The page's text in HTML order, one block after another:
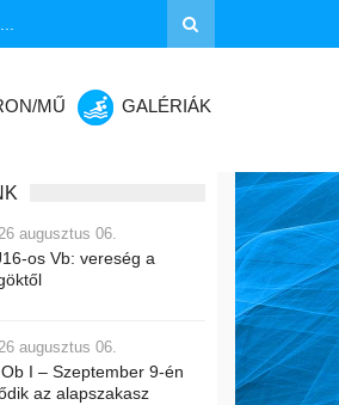
MŰ GALÉRIÁK
augusztus 06.
os Vb: vereség a
augusztus 06.
I – Szeptember 9-én
az alapszakasz